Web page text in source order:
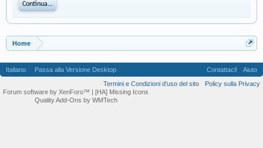
Continua...
Home
Italiano Passa alla Versione Desktop Contattaci!
Aiuto
Termini e Condizioni d'uso del sito
Policy sulla Privacy
Forum software by XenForo™ | [HA] Missing Icons
Quality Add-Ons by WMTech